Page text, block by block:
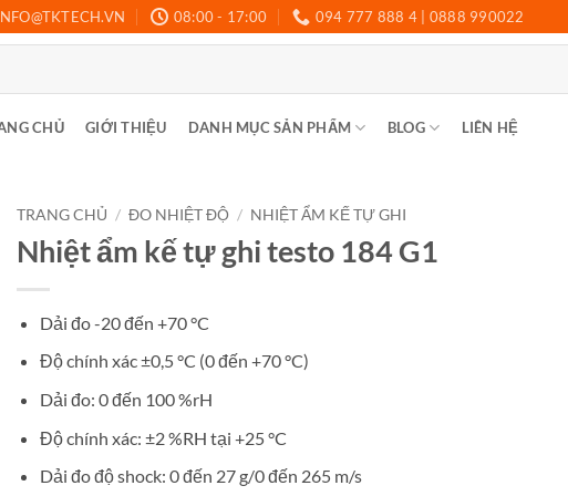
08:00 - 17:00 094 777 888 4 | 0888 990022
CHỦ GIỚI THIỆU DANH MỤC SẢN PHẨM BLOG LIÊN HỆ
TRANG CHỦ / ĐO NHIỆT ĐỘ / NHIỆT ẨM KẾ TỰ GHI
Nhiệt ẩm kế tự ghi testo 184 G1
Dải đo -20 đến +70 °C
Độ chính xác ±0,5 °C (0 đến +70 °C)
Dải đo: 0 đến 100 %rH
Độ chính xác: ±2 %RH tại +25 °C
Dải đo độ shock: 0 đến 27 g/0 đến 265 m/s